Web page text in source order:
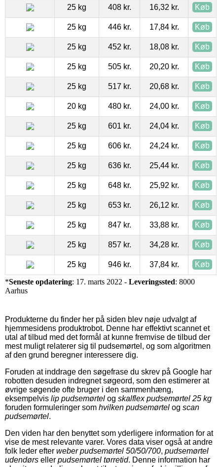
25 kg 408 kr. 16,32 kr. Køb
25 kg 446 kr. 17,84 kr. Køb
25 kg 452 kr. 18,08 kr. Køb
25 kg 505 kr. 20,20 kr. Køb
25 kg 517 kr. 20,68 kr. Køb
20 kg 480 kr. 24,00 kr. Køb
25 kg 601 kr. 24,04 kr. Køb
25 kg 606 kr. 24,24 kr. Køb
25 kg 636 kr. 25,44 kr. Køb
25 kg 648 kr. 25,92 kr. Køb
25 kg 653 kr. 26,12 kr. Køb
25 kg 847 kr. 33,88 kr. Køb
25 kg 857 kr. 34,28 kr. Køb
25 kg 946 kr. 37,84 kr. Køb
*Seneste opdatering: 17. marts 2022 - Leveringssted: 8000
Aarhus
Produkterne du finder her på siden blev nøje udvalgt af
hjemmesidens produktrobot. Denne har effektivt scannet et
utal af tilbud med det formål at kunne fremvise de tilbud der
mest muligt relaterer sig til pudsemørtel, og som algoritmen
af den grund beregner interessere dig.
Foruden at inddrage den søgefrase du skrev på Google har
robotten desuden indregnet søgeord, som den estimerer at
øvrige søgende ofte bruger i den sammenhæng,
eksempelvis lip pudsemørtel og skalflex pudsemørtel 25 kg
foruden formuleringer som hvilken pudsemørtel og scan
pudsemørtel.
Den viden har den benyttet som yderligere information for at
vise de mest relevante varer. Vores data viser også at andre
folk leder efter weber pudsemørtel 50/50/700, pudsemørtel
udendørs eller pudsemørtel tørretid. Denne information har